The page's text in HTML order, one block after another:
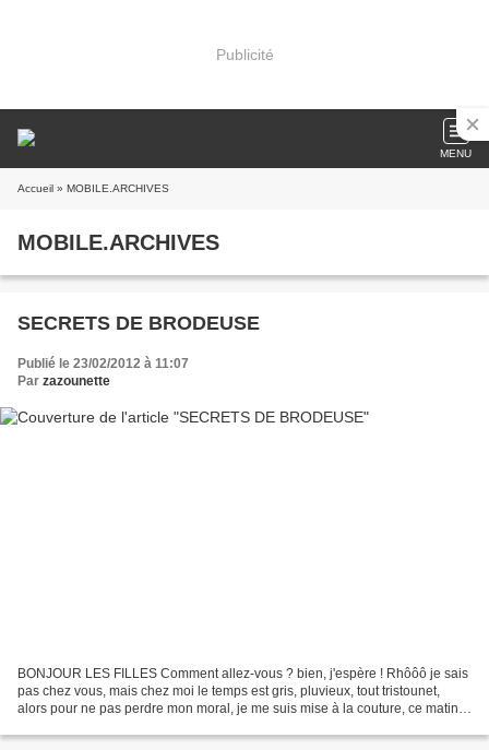
Publicité
MENU
Accueil » MOBILE.ARCHIVES
MOBILE.ARCHIVES
SECRETS DE BRODEUSE
Publié le 23/02/2012 à 11:07
Par zazounette
BONJOUR LES FILLES Comment allez-vous ? bien, j'espère ! Rhôôô je sais
pas chez vous, mais chez moi le temps est gris, pluvieux, tout tristounet,
alors pour ne pas perdre mon moral, je me suis mise à la couture, ce matin,